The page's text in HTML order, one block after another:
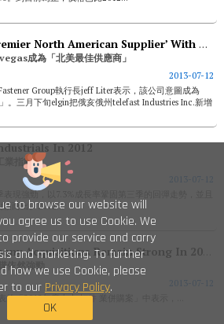
to browse our website will
agree us to use Cookie. We
provide our service and carry
and marketing. To further
how we use Cookie, please
to our Privacy Policy.
OK
Elgin Aiming To Be ‘premier North American Supplier’ With Telefast & Vegas Acquisitions Bolts
成為「北美最佳供應商」
2013-07-12
Group執行長jeff Liter表示，該公司意圖成為
。三月下旬elgin把俄亥俄州telefast Industries Inc.新增
In 2012
業指數
2013-07-12
表現強勁，以7.3%成長率鞏固第三季的回彈走勢，並且
穎而出。2012...
依然強勁
2013-07-12
的「2012年度十大扣件